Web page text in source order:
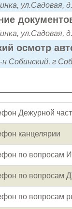
ул.Садовая,
ул.Садовая,
осмотр
Собинский, г
Дежурной
канцелярии
по вопросам
по вопросам
по вопросам